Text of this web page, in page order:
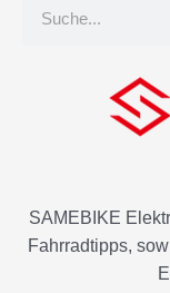
SAMEBIKE
Fahrradtipps,